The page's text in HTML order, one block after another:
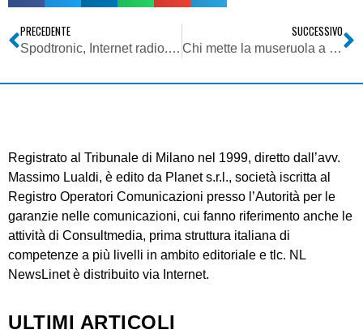
PRECEDENTE
Spodtronic, Internet radio. Sul cellulare
SUCCESSIVO
Chi mette la museruola a Internet?
Registrato al Tribunale di Milano nel 1999, diretto dall’avv.
Massimo Lualdi, è edito da Planet s.r.l., società iscritta al
Registro Operatori Comunicazioni presso l’Autorità per le
garanzie nelle comunicazioni, cui fanno riferimento anche le
attività di Consultmedia, prima struttura italiana di
competenze a più livelli in ambito editoriale e tlc. NL
NewsLinet è distribuito via Internet.
ULTIMI ARTICOLI